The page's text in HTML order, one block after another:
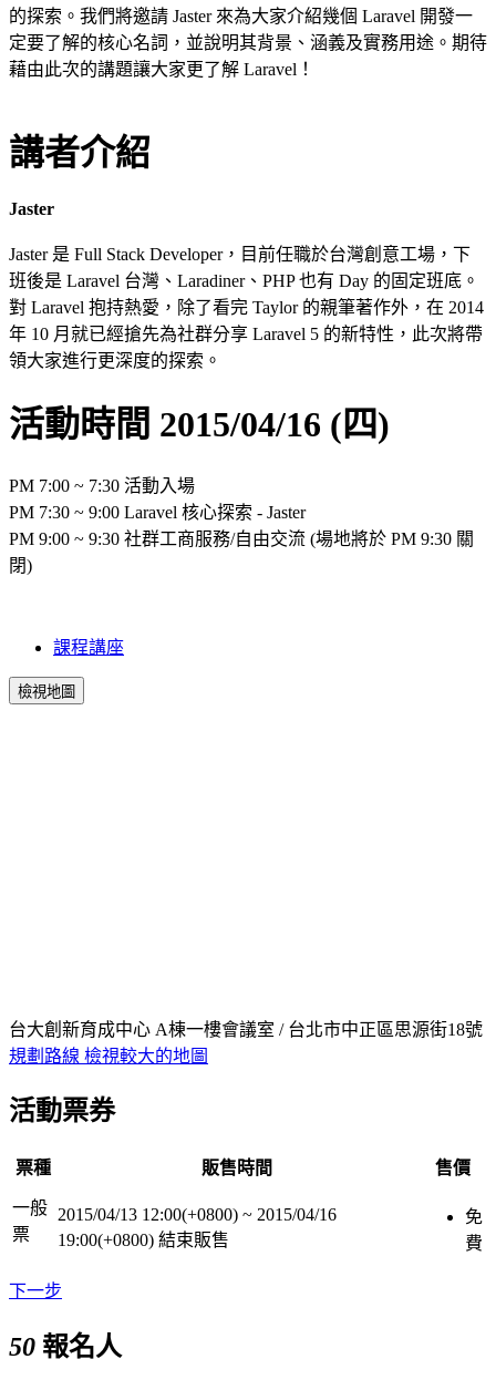
的探索。我們將邀請 Jaster 來為大家介紹幾個 Laravel 開發一
定要了解的核心名詞，並說明其背景、涵義及實務用途。期待
藉由此次的講題讓大家更了解 Laravel！
講者介紹
Jaster
Jaster 是 Full Stack Developer，目前任職於台灣創意工場，下
班後是 Laravel 台灣、Laradiner、PHP 也有 Day 的固定班底。
對 Laravel 抱持熱愛，除了看完 Taylor 的親筆著作外，在 2014
年 10 月就已經搶先為社群分享 Laravel 5 的新特性，此次將帶
領大家進行更深度的探索。
活動時間 2015/04/16 (四)
PM 7:00 ~ 7:30 活動入場
PM 7:30 ~ 9:00 Laravel 核心探索 - Jaster
PM 9:00 ~ 9:30 社群工商服務/自由交流 (場地將於 PM 9:30 關
閉)
課程講座
檢視地圖
台大創新育成中心 A棟一樓會議室 / 台北市中正區思源街18號
規劃路線 檢視較大的地圖
活動票券
票種 販售時間 售價
一般
票
2015/04/13 12:00(+0800) ~ 2015/04/16
19:00(+0800) 結束販售
免
費
下一步
50 報名人